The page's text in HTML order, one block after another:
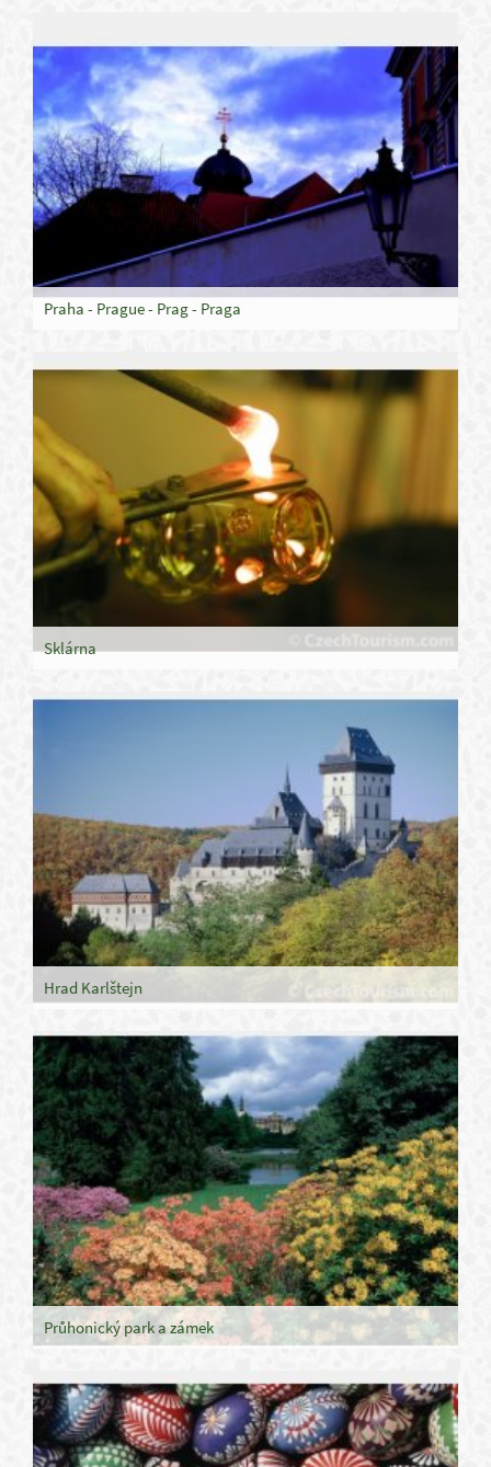
Praha - Prague - Prag - Praga
Sklárna
Hrad Karlštejn
Průhonický park a zámek